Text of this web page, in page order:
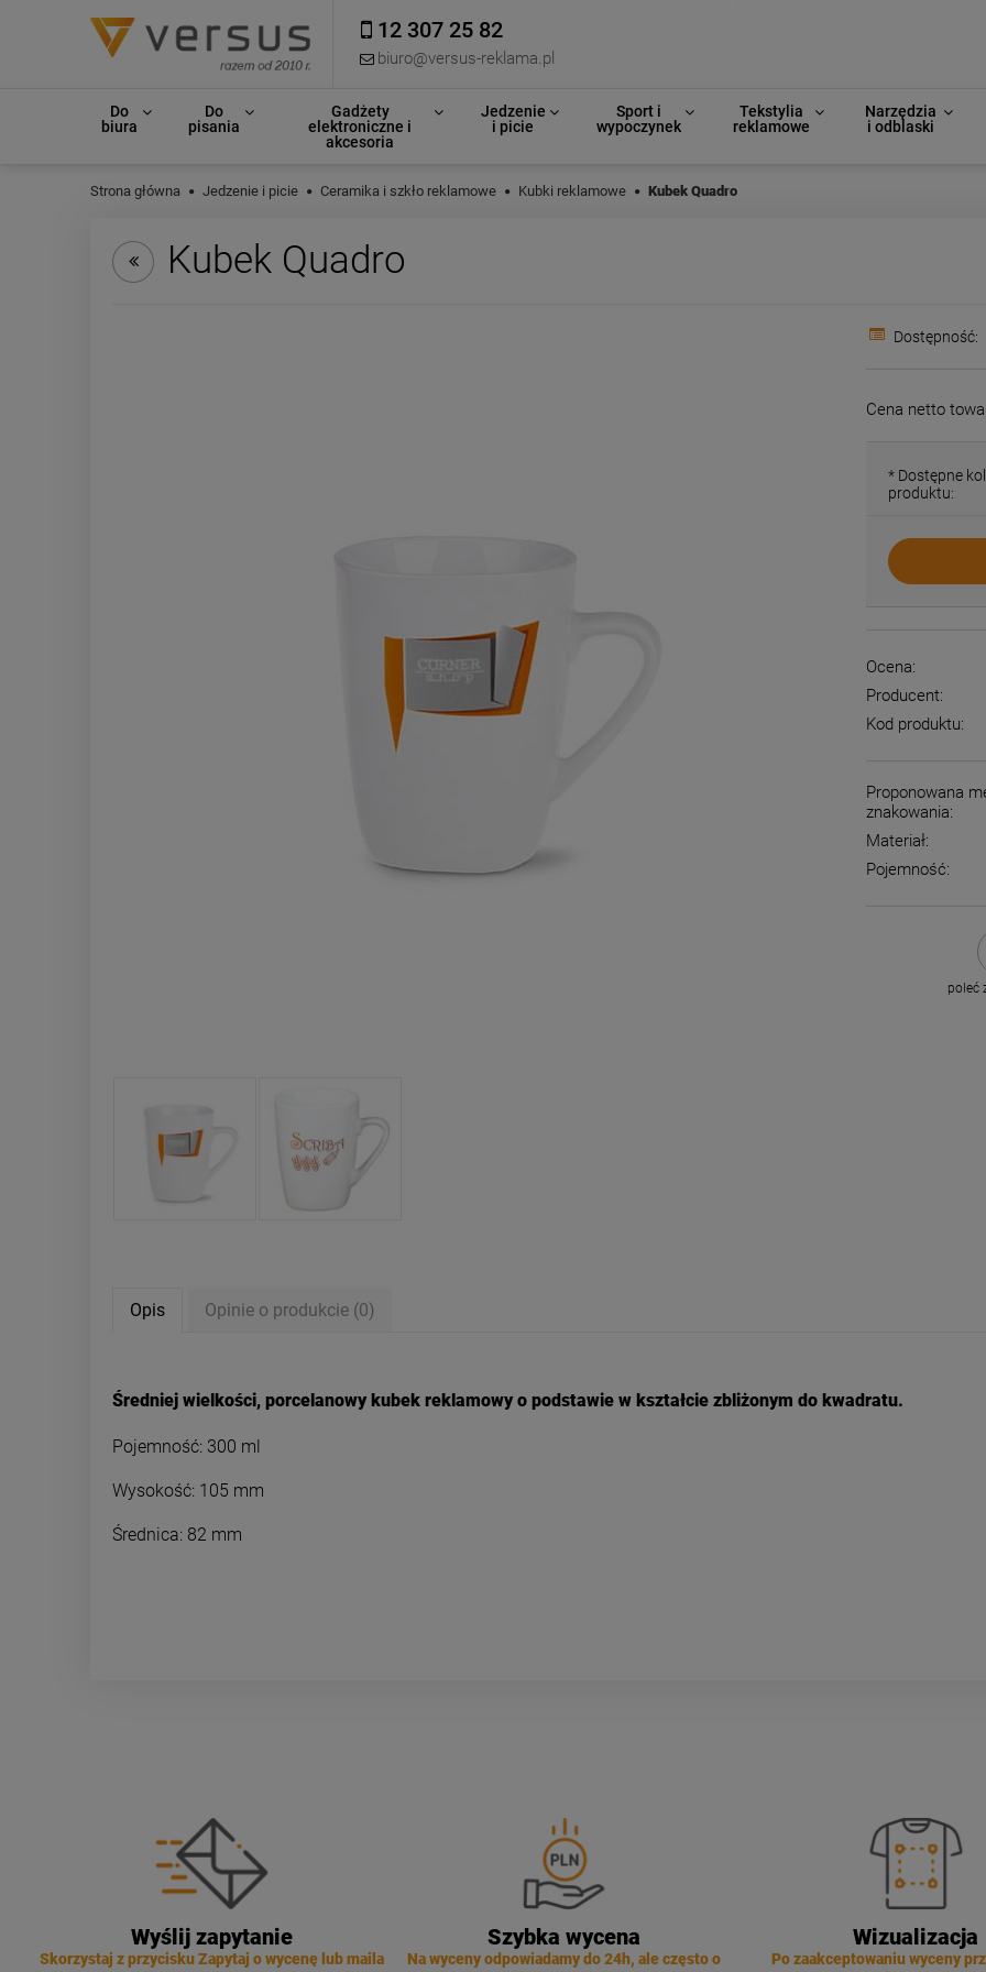
12 307 25 82
biuro@versus-reklama.pl
Do
biura
Do
pisania
Gadżety
elektroniczne i
akcesoria
Jedzenie
i picie
Sport i
wypoczynek
Tekstylia
reklamowe
Narzędzia
i odblaski
Strona główna Jedzenie i picie Ceramika i szkło reklamowe Kubki reklamowe Kubek Quadro
Kubek Quadro
Dostępność:
Cena netto
* Dostępne
produktu:
Ocena:
Producent:
Kod produktu:
Proponowana
znakowania:
Materiał:
Pojemność:
poleć
Opis Opinie o produkcie (0)
Średniej wielkości, porcelanowy kubek reklamowy o podstawie w kształcie zbliżonym do kwadratu.
Pojemność: 300 ml
Wysokość: 105 mm
Średnica: 82 mm
Wyślij zapytanie
Skorzystaj z przycisku Zapytaj o wycenę lub maila
Szybka wycena
Na wyceny odpowiadamy do 24h, ale często o
Wizualizacja
Po zaakceptowaniu wyceny